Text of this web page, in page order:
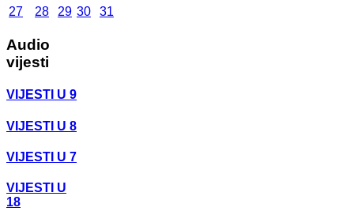
27
28 29 30 31
Audio
vijesti
VIJESTI U 9
VIJESTI U 8
VIJESTI U 7
VIJESTI U
18